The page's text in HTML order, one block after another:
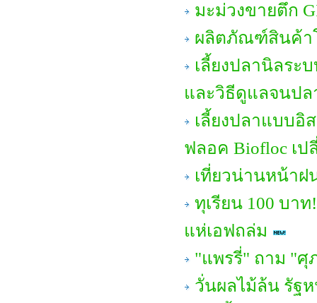
มะม่วงขายตึก
ผลิตภัณฑ์สินค้า
เลี้ยงปลานิลระ
และวิธีดูแลจนปล
เลี้ยงปลาแบบอิ
ฟลอค Biofloc เ
เที่ยวน่านหน้า
ทุเรียน 100 บา
แห่เอฟถล่ม
"แพรรี่" ถาม "ศุ
วั่นผลไม้ล้น รัฐ